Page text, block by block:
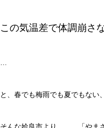
この気温差で体調崩さ
と、春でも梅雨でも夏でもない